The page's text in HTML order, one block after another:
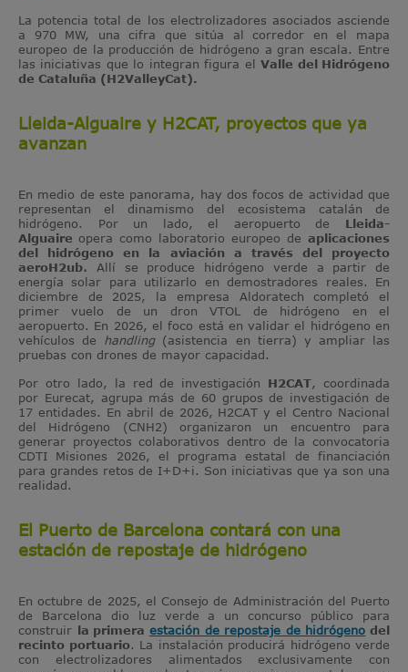
La potencia total de los electrolizadores asociados asciende
a 970 MW, una cifra que sitúa al corredor en el mapa
europeo de la producción de hidrógeno a gran escala. Entre
las iniciativas que lo integran figura elValle del Hidrógeno
de Cataluña (H2ValleyCat).
Lleida-Alguaire y H2CAT, proyectos que ya
avanzan
En medio de este panorama, hay dos focos de actividad que
representan el dinamismo del ecosistema catalán de
hidrógeno. Por un lado, el aeropuerto de Lleida-
Alguaire opera como laboratorio europeo de aplicaciones
del hidrógeno en la aviación a través del proyecto
aeroH2ub. Allí se produce hidrógeno verde a partir de
energía solar para utilizarlo en demostradores reales. En
diciembre de 2025, la empresa Aldoratech completó el
primer vuelo de un dron VTOL de hidrógeno en el
aeropuerto. En 2026, el foco está en validar el hidrógeno en
vehículos de handling (asistencia en tierra) y ampliar las
pruebas con drones de mayor capacidad.
Por otro lado, la red de investigación H2CAT, coordinada
por Eurecat, agrupa más de 60 grupos de investigación de
17 entidades. En abril de 2026, H2CAT y el Centro Nacional
del Hidrógeno (CNH2) organizaron un encuentro para
generar proyectos colaborativos dentro de la convocatoria
CDTI Misiones 2026, el programa estatal de financiación
para grandes retos de I+D+i. Son iniciativas que ya son una
realidad.
El Puerto de Barcelona contará con una
estación de repostaje de hidrógeno
En octubre de 2025, el Consejo de Administración del Puerto
de Barcelona dio luz verde a un concurso público para
construir la primera estación de repostaje de hidrógeno del
recinto portuario. La instalación producirá hidrógeno verde
con electrolizadores alimentados exclusivamente con